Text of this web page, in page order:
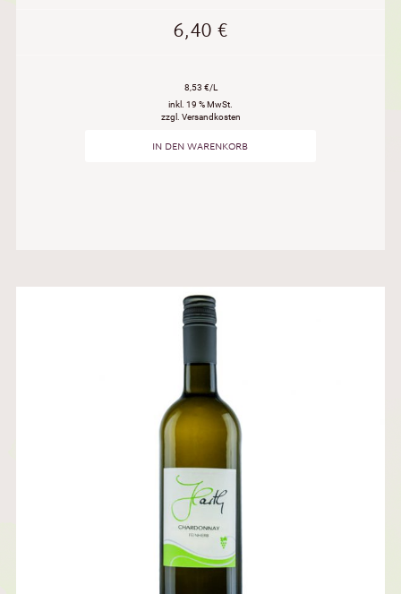
6,40€
8,53 €/L
inkl. 19 % MwSt.
zzgl. Versandkosten
IN DEN WARENKORB